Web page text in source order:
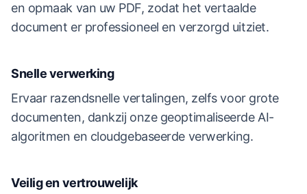
en opmaak van uw PDF, zodat het vertaalde
document er professioneel en verzorgd uitziet.
Snelle verwerking
Ervaar razendsnelle vertalingen, zelfs voor grote
documenten, dankzij onze geoptimaliseerde AI-
algoritmen en cloudgebaseerde verwerking.
Veilig en vertrouwelijk